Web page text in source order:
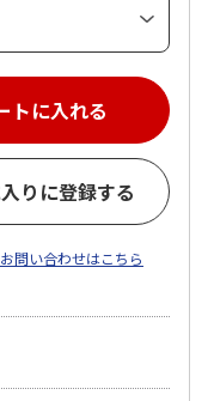
トに入れる
りに登録する
問い合わせはこちら